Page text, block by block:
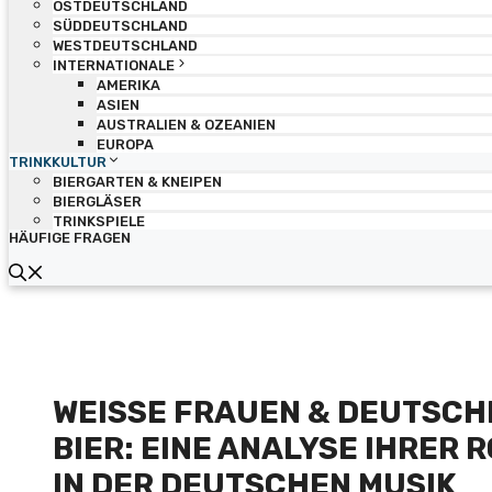
OSTDEUTSCHLAND
SÜDDEUTSCHLAND
WESTDEUTSCHLAND
INTERNATIONALE
AMERIKA
ASIEN
AUSTRALIEN & OZEANIEN
EUROPA
TRINKKULTUR
BIERGARTEN & KNEIPEN
BIERGLÄSER
TRINKSPIELE
HÄUFIGE FRAGEN
WEISSE FRAUEN &
IER: EINE ANALYSE IHRER
N DER DEUTSCHEN MUSIK